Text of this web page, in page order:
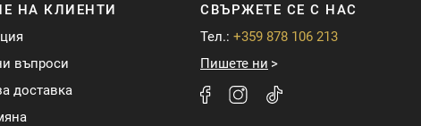
НА КЛИЕНТИ
въпроси
доставка
СВЪРЖЕТЕ СЕ С НАС
Тел.: +359 878 106 213
Пишете ни